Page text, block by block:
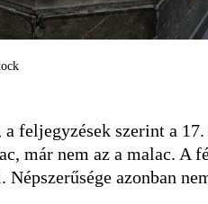
feljegyzések szerint a
már nem az a malac. A
azonban